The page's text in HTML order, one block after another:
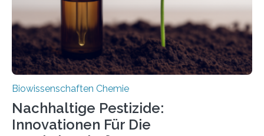
Mückenlarve aus dem Mesozoikum dar, denn…
Biowissenschaften Chemie
Nachhaltige Pestizide:
Innovationen Für Die